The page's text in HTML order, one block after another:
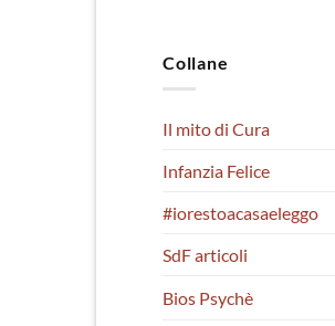
Collane
Il mito di Cura
Infanzia Felice
#iorestoacasaeleggo
SdF articoli
Bios Psychè